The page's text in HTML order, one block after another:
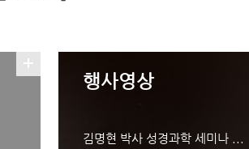
행사영상
김명현 박사 성경과학 세미나 ...